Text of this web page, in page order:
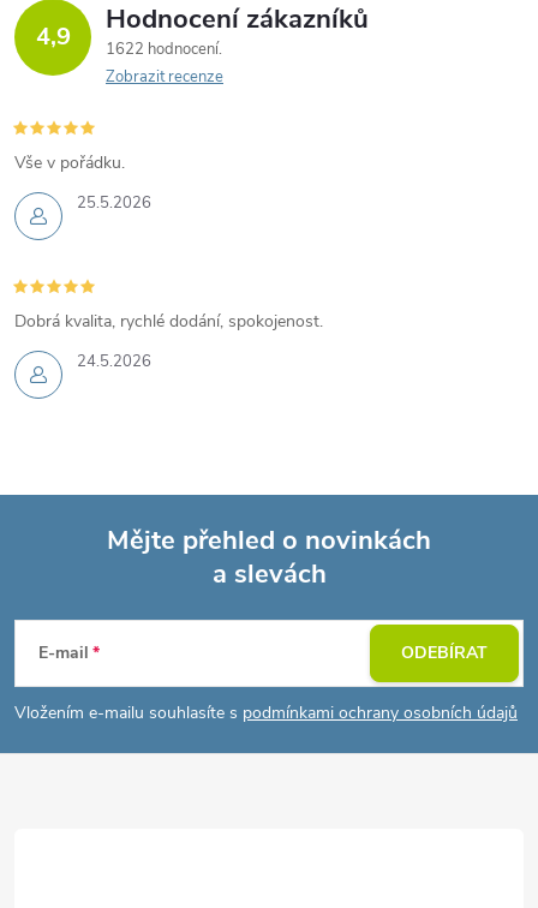
4,9 Hodnocení zákazníků
1622 hodnocení
Zobrazit recenze
25.5.2026
Vše v pořádku.
24.5.2026
Dobrá kvalita, rychlé dodání, spokojenost.
p
Mějte přehled o novinkách
a slevách
E-mail
Vložením e-mailu souhlasíte s podmínkami ochrany osobních údajů
ODEBÍRAT